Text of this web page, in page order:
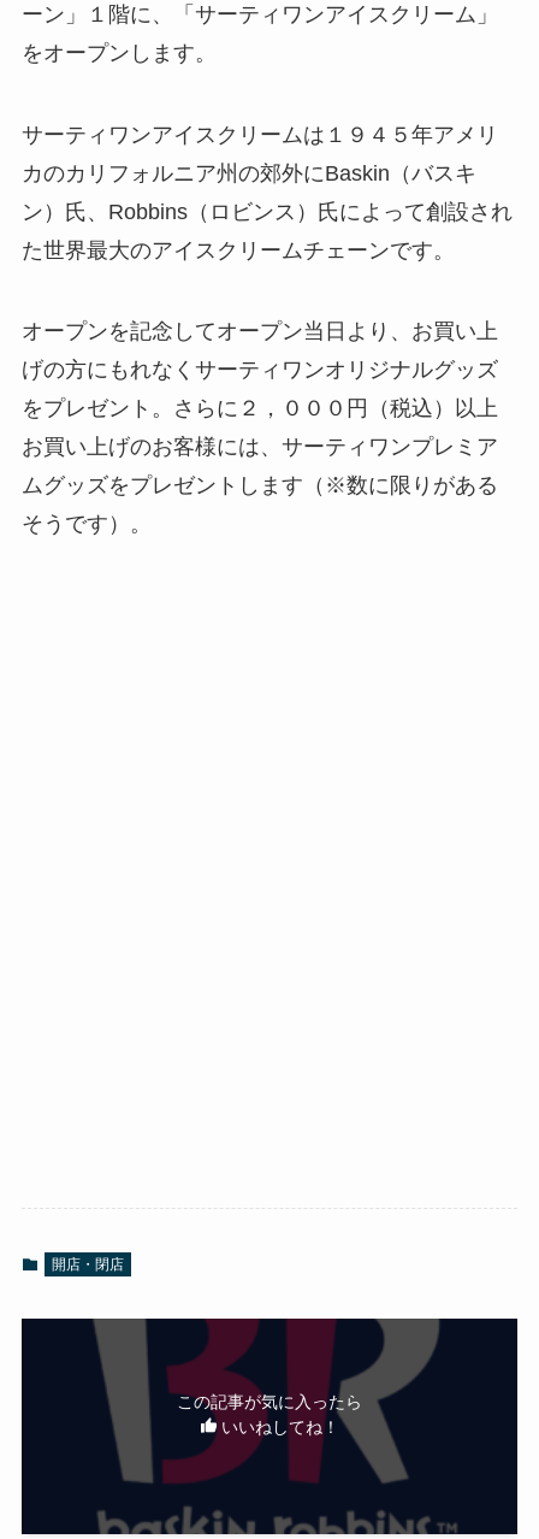
ーン」１階に、「サーティワンアイスクリーム」
をオープンします。
サーティワンアイスクリームは１９４５年アメリ
カのカリフォルニア州の郊外にBaskin（バスキ
ン）氏、Robbins（ロビンス）氏によって創設され
た世界最大のアイスクリームチェーンです。
オープンを記念してオープン当日より、お買い上
げの方にもれなくサーティワンオリジナルグッズ
をプレゼント。さらに２，０００円（税込）以上
お買い上げのお客様には、サーティワンプレミア
ムグッズをプレゼントします（※数に限りがある
そうです）。
開店・閉店
この記事が気に入ったら
いいねしてね！